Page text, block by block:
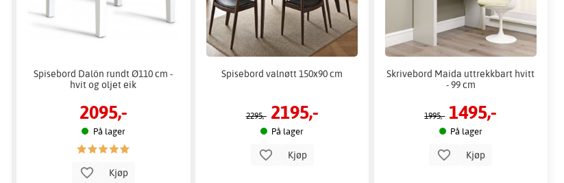
Spisebord Dalön rundt Ø110 cm -
hvit og oljet eik
2095,-
På lager
Kjøp
Spisebord valnøtt 150x90 cm
2295,- 2195,-
På lager
Kjøp
Skrivebord Maida uttrekkbart hvitt
- 99 cm
1995,- 1495,-
På lager
Kjøp